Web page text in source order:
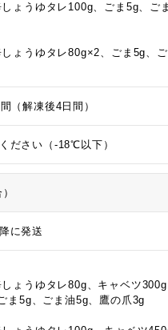
ょうゆタレ100g、ごま5g、ご
ょうゆタレ80g×2、ごま5g、
（解凍後4日間）
ださい（-18℃以下）
に発送
ょうゆタレ80g、キャベツ
ま5g、ごま油5g、鷹の爪3g